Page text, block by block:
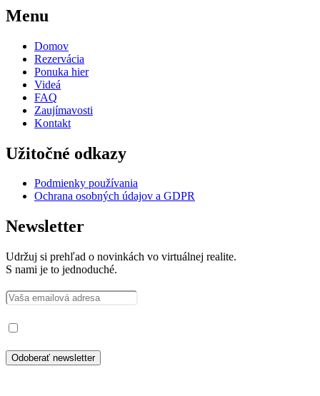
Menu
Domov
Rezervácia
Ponuka hier
Videá
FAQ
Zaujímavosti
Kontakt
Užitočné odkazy
Podmienky používania
Ochrana osobných údajov a GDPR
Newsletter
Udržuj si prehľad o novinkách vo virtuálnej realite.
S nami je to jednoduché.